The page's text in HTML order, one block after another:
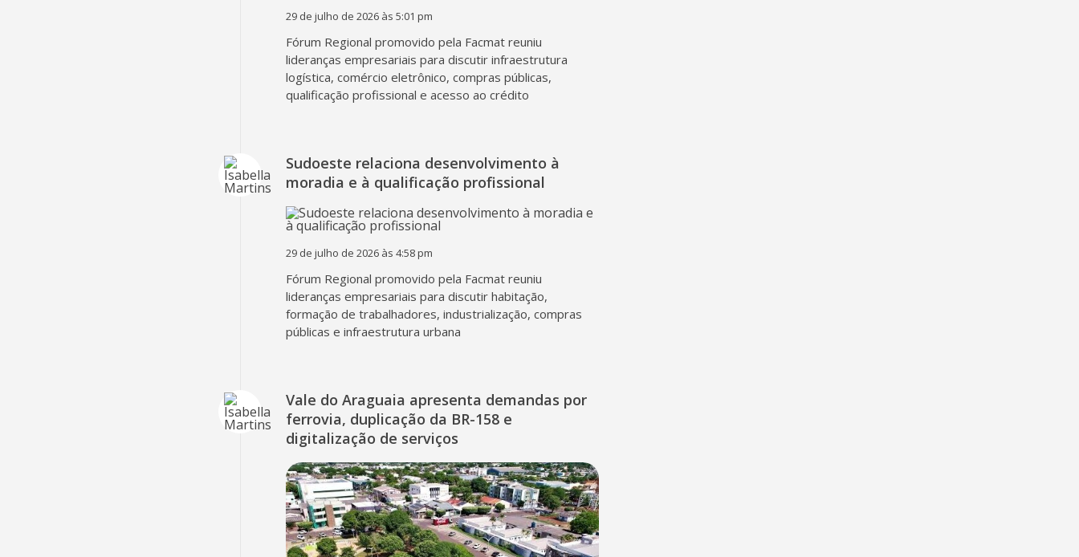
29 de julho de 2026 às 5:01 pm
Fórum Regional promovido pela Facmat reuniu
lideranças empresariais para discutir infraestrutura
logística, comércio eletrônico, compras públicas,
qualificação profissional e acesso ao crédito
Sudoeste relaciona desenvolvimento à
moradia e à qualificação profissional
29 de julho de 2026 às 4:58 pm
Fórum Regional promovido pela Facmat reuniu
lideranças empresariais para discutir habitação,
formação de trabalhadores, industrialização, compras
públicas e infraestrutura urbana
Vale do Araguaia apresenta demandas por
ferrovia, duplicação da BR-158 e
digitalização de serviços